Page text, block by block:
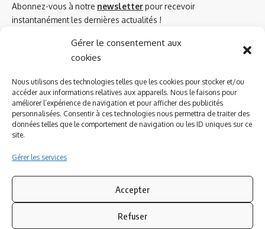
Gérer le consentement aux
cookies
Nous utilisons des technologies telles que les cookies pour stocker et/ou
accéder aux informations relatives aux appareils. Nous le faisons pour
améliorer l’expérience de navigation et pour afficher des publicités
personnalisées. Consentir à ces technologies nous permettra de traiter des
données telles que le comportement de navigation ou les ID uniques sur ce
site.
Gérer les services
Accepter
Refuser
Abonnez-vous à notre newsletterpour recevoir
instantanément les dernières actualités !
Azinat.com TV soutient
Suivez-nous